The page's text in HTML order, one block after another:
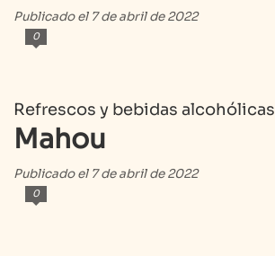
Publicado el 7 de abril de 2022
0
Refrescos y bebidas alcohólicas
Mahou
Publicado el 7 de abril de 2022
0